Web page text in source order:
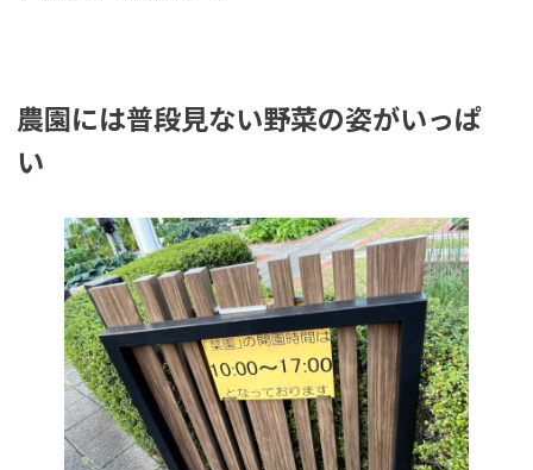
農園には普段見ない野菜の姿がいっぱ
い